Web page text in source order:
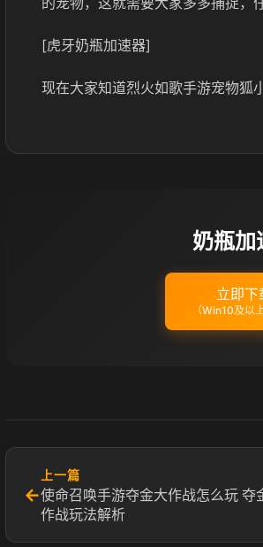
[虎牙奶瓶加速器]
现在大家知道烈火如歌手游宠物狐
奶瓶加
立即下
（Win10及以
←
上一篇
使命召唤手游夺金大作战怎么玩 夺
作战玩法解析